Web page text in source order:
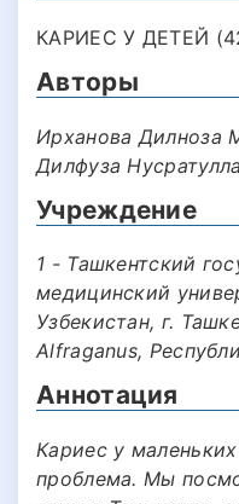
КАРИЕС У ДЕТЕЙ
Авторы
Ирханова Дилноза
Дилфуза
Учреждение
1 - Ташкентский
медицинский
Узбекистан, г.
Alfraganus,
Аннотация
Кариес у
проблема. Мы